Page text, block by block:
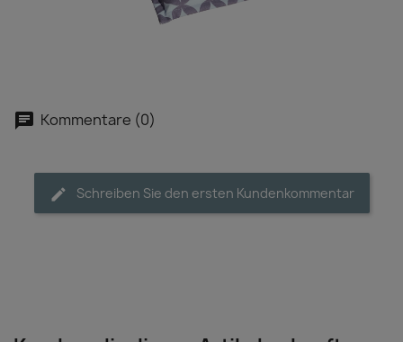
Kommentare (0)
Schreiben Sie den ersten Kundenkommentar